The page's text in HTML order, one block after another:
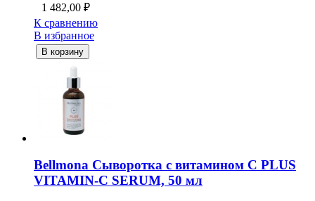
1 482,00 ₽
К сравнению
В избранное
В корзину
Bellmona Сыворотка с витамином С PLUS
VITAMIN-C SERUM, 50 мл